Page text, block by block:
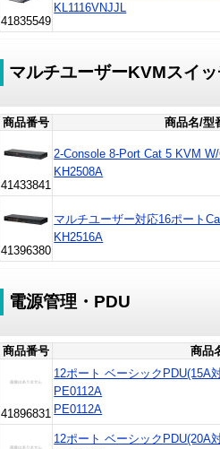
41835549
KL1116VNJJL
マルチユーザーKVMスイ
商品番号 商品名/型
41433841
2-Console 8-Port Cat 5 KVM
KH2508A
41396380
マルチユーザー対応16ポート
KH2516A
電源管理・PDU
商品番号 商品
41896831
12ポート ベーシックPDU(15A
PE0112A
PE0112A
12ポート ベーシックPDU(20A